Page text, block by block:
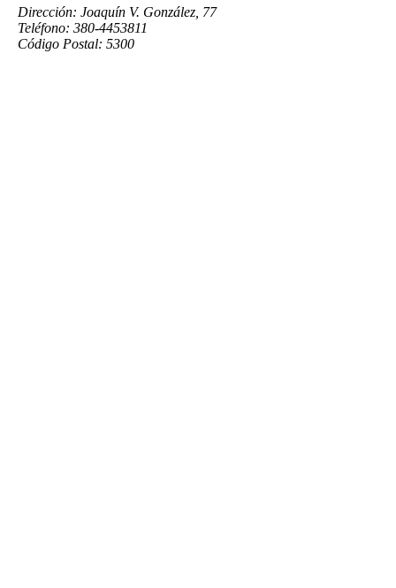
Dirección: Joaquín V. González, 77
Teléfono: 380-4453811
Código Postal: 5300